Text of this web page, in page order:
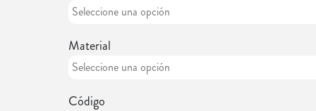
Material
Código